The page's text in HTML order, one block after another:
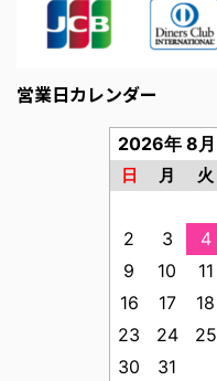
営業日カレンダー
2026年 8月
日 月 火
2
3 4
9
10 11
16
17 18
23
24 25
30
31